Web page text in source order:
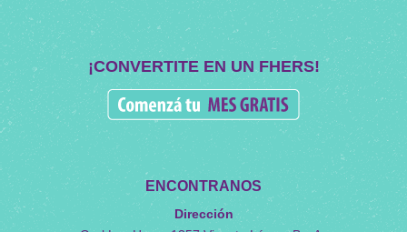
¡CONVERTITE EN UN FHERS!
ENCONTRANOS
Dirección